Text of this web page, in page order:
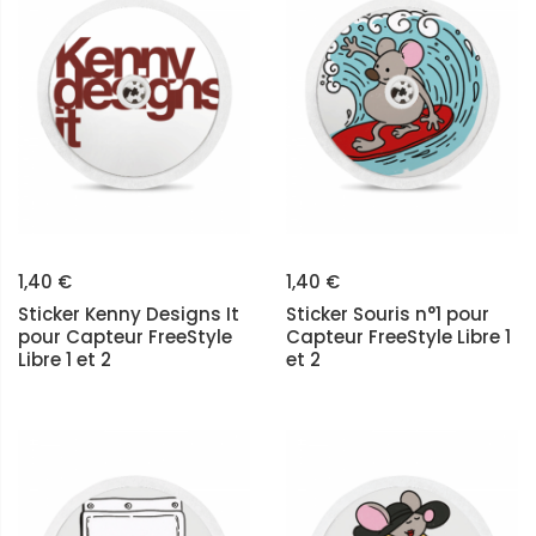
1,40 €
Sticker Kenny Designs It
pour Capteur FreeStyle
Libre 1 et 2
1,40 €
Sticker Souris n°1 pour
Capteur FreeStyle Libre 1
et 2